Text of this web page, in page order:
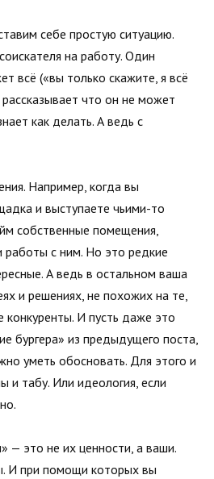
себе простую ситуацию.
на работу. Один
всё («вы только скажите, я всё
что он не может
как делать. А ведь с
Например, когда вы
и выступаете чьими-то
собственные помещения,
работы с ним. Но это редкие
А ведь в остальном ваша
и решениях, не похожих на те,
И пусть даже это
бургера» из предыдущего поста,
уметь обосновать. Для этого и
и табу. Или идеология, если
— это не их ценности, а ваши.
И при помощи которых вы